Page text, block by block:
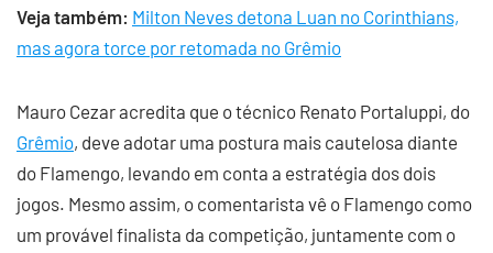
Veja também: Milton Neves detona Luan no Corinthians,
mas agora torce por retomada no Grêmio
Mauro Cezar acredita que o técnico Renato Portaluppi, do
Grêmio, deve adotar uma postura mais cautelosa diante
do Flamengo, levando em conta a estratégia dos dois
jogos. Mesmo assim, o comentarista vê o Flamengo como
um provável finalista da competição, juntamente com o